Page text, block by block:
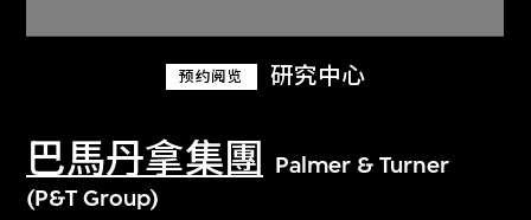
预约阅览 研究中心
巴馬丹拿集團
Palmer & Turner
(P&T Group)
关于M+藏品
探索世界顶级的二十及二十一世纪视觉
文化藏品。